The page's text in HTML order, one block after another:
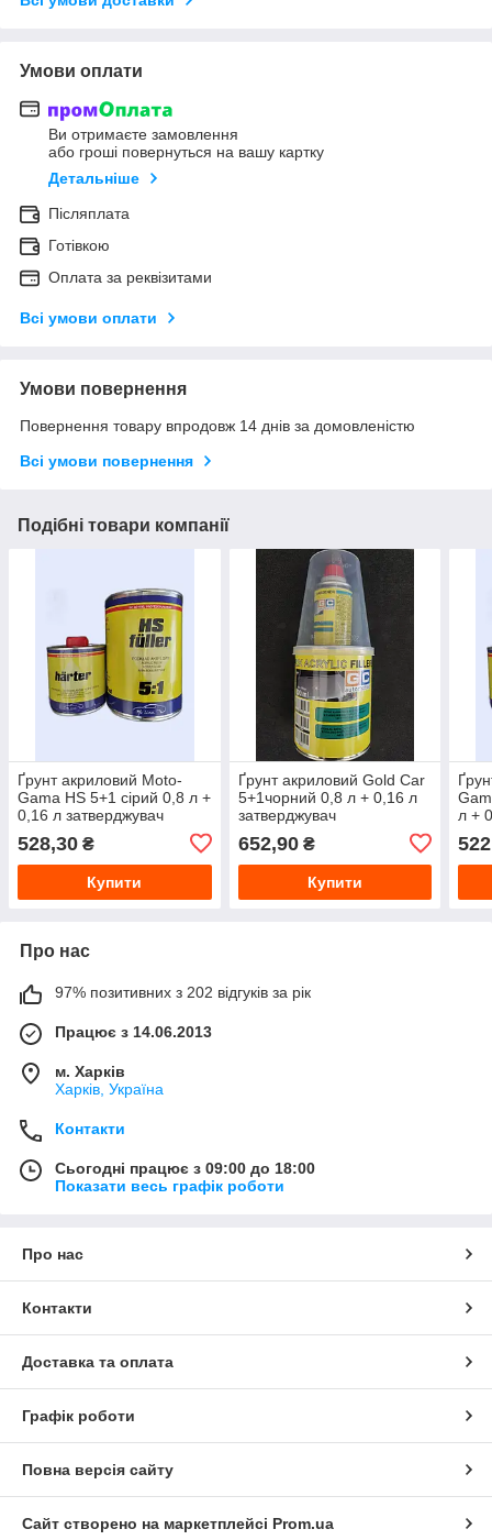
Умови оплати
Ви отримаєте замовлення
або гроші повернуться на вашу картку
Детальніше
Післяплата
Готівкою
Оплата за реквізитами
Всі умови оплати
Умови повернення
Повернення товару впродовж 14 днів за домовленістю
Всі умови повернення
Подібні товари компанії
Ґрунт акриловий Moto-
Gama HS 5+1 сірий 0,8 л +
0,16 л затверджувач
528,30 ₴
Купити
Ґрунт акриловий Gold Car
5+1чорний 0,8 л + 0,16 л
затверджувач
652,90₴
Купити
л +
Про нас
97% позитивних з 202 відгуків за рік
Працює з 14.06.2013
м. Харків
Харків, Україна
Контакти
Сьогодні працює з 09:00 до 18:00
Показати весь графік роботи
Про нас
Контакти
Доставка та оплата
Графік роботи
Повна версія сайту
Сайт створено на маркетплейсі Prom.ua